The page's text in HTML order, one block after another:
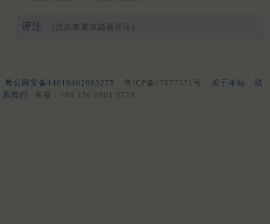
评注 （点击查看或隐藏评注）
粤公网安备44010402003275 粤ICP备17077571号 关于本站
联
系我们
客服：+86 136 0901 3320